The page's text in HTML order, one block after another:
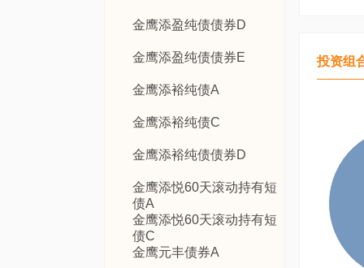
金鹰添盈纯债债券D
金鹰添盈纯债债券E
金鹰添裕纯债A
金鹰添裕纯债C
金鹰添裕纯债债券D
金鹰添悦60天滚动持有短
债A
金鹰添悦60天滚动持有短
债C
金鹰元丰债券A
投资组